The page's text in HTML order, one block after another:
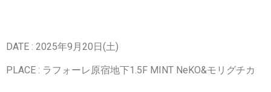
DATE : 2025年9月20日(土)
PLACE : ラフォーレ原宿地下1.5F MINT NeKO&モリグチカ